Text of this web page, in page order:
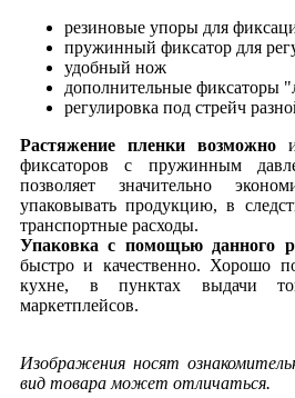
резиновые упоры для
пружинный фиксатор для
удобный нож
дополнительные фиксаторы
регулировка под стрейч
Растяжение пленки возможно
фиксаторов с пружинным
позволяет значительно
упаковывать продукцию, в
транспортные расходы.
Упаковка с помощью данного
быстро и качественно. Хорошо
кухне, в пунктах выдачи
маркетплейсов.
Изображения носят
вид товара может отличаться.